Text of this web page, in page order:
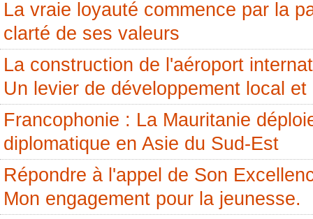
La vraie loyauté commence par la
clarté de ses valeurs
La construction de l'aéroport
Un levier de développement local et
Francophonie : La Mauritanie
diplomatique en Asie du Sud-Est
Répondre à l'appel de Son
Mon engagement pour la jeunesse.